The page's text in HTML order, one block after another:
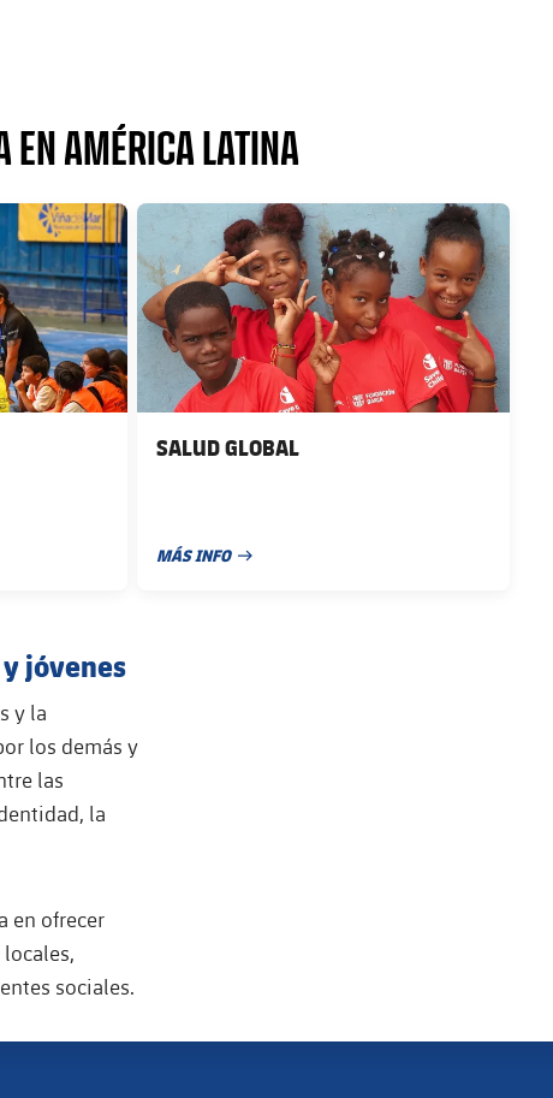
EN AMÉRICA LATINA
FC Barcelona club badge
SALUD GLOBAL
MÁS INFO
FECHA DE PUBLICACIÓN
jóvenes
y la
los demás y
las
la
en ofrecer
sociales.